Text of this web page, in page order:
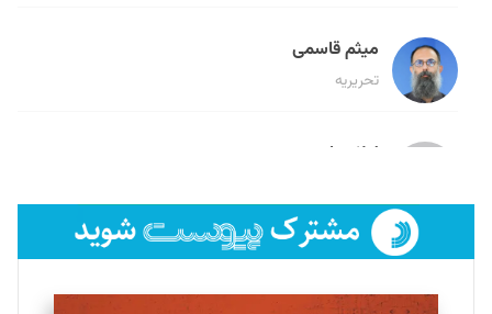
میثم قاسمی
تحریریه
لیلا حنارود
فائزه فتحی رستمی
تحریریه